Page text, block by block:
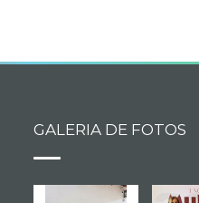
GALERIA DE FOTOS